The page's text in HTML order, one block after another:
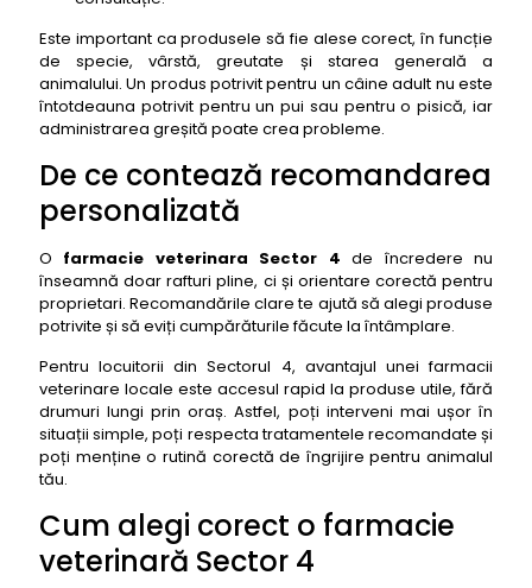
Este important ca produsele să fie alese corect, în funcție
de specie, vârstă, greutate și starea generală a
animalului. Un produs potrivit pentru un câine adult nu este
întotdeauna potrivit pentru un pui sau pentru o pisică, iar
administrarea greșită poate crea probleme.
De ce contează recomandarea
personalizată
O farmacie veterinara Sector 4 de încredere nu
înseamnă doar rafturi pline, ci și orientare corectă pentru
proprietari. Recomandările clare te ajută să alegi produse
potrivite și să eviți cumpărăturile făcute la întâmplare.
Pentru locuitorii din Sectorul 4, avantajul unei farmacii
veterinare locale este accesul rapid la produse utile, fără
drumuri lungi prin oraș. Astfel, poți interveni mai ușor în
situații simple, poți respecta tratamentele recomandate și
poți menține o rutină corectă de îngrijire pentru animalul
tău.
Cum alegi corect o farmacie
veterinară Sector 4